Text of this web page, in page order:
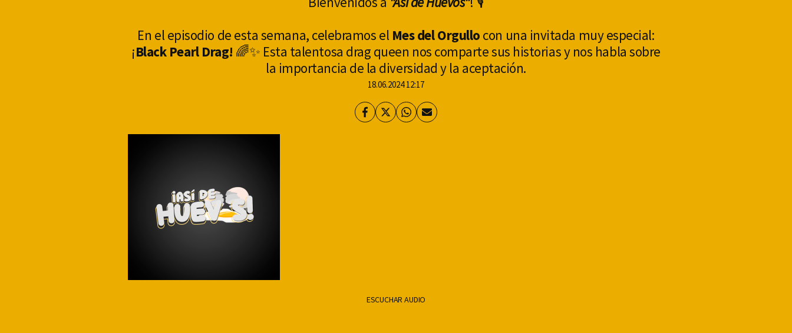
En el episodio de esta semana, celebramos el Mes del Orgullo con una invitada muy especial:
¡Black Pearl Drag! 🌈✨ Esta talentosa drag queen nos comparte sus historias y nos habla sobre
la importancia de la diversidad y la aceptación.
18.06.2024 12:17
Facebook
TwitterWhatsapp
Enviar
ESCUCHAR AUDIO